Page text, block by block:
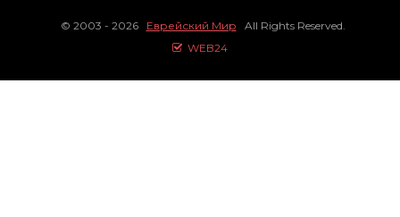
© 2003 - 2026 Еврейский Мир All Rights Reserved.
WEB24